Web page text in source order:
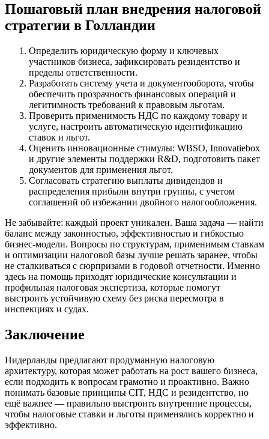
Пошаговый план внедрения налоговой
стратегии в Голландии
Определить юридическую форму и ключевых
участников бизнеса, зафиксировать резидентство и
пределы ответственности.
Разработать систему учета и документооборота, чтобы
обеспечить прозрачность финансовых операций и
легитимность требований к правовым льготам.
Проверить применимость НДС по каждому товару и
услуге, настроить автоматическую идентификацию
ставок и льгот.
Оценить инновационные стимулы: WBSO, Innovatiebox
и другие элементы поддержки R&D, подготовить пакет
документов для применения льгот.
Согласовать стратегию выплаты дивидендов и
распределения прибыли внутри группы, с учетом
соглашений об избежании двойного налогообложения.
Не забывайте: каждый проект уникален. Ваша задача — найти
баланс между законностью, эффективностью и гибкостью
бизнес-модели. Вопросы по структурам, применимым ставкам
и оптимизации налоговой базы лучше решать заранее, чтобы
не сталкиваться с сюрпризами в годовой отчетности. Именно
здесь на помощь приходят юридические консультации и
профильная налоговая экспертиза, которые помогут
выстроить устойчивую схему без риска пересмотра в
инспекциях и судах.
Заключение
Нидерланды предлагают продуманную налоговую
архитектуру, которая может работать на рост вашего бизнеса,
если подходить к вопросам грамотно и проактивно. Важно
понимать базовые принципы CIT, НДС и резидентство, но
ещё важнее — правильно выстроить внутренние процессы,
чтобы налоговые ставки и льготы применялись корректно и
эффективно.